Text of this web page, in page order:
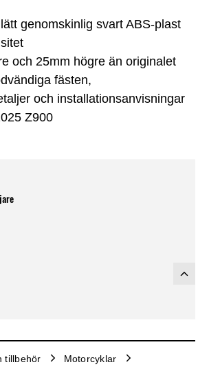
genomskinlig svart ABS-plast
och 25mm högre än originalet
fästen,
och installationsanvisningar
Z900
tillbehör
Motorcyklar